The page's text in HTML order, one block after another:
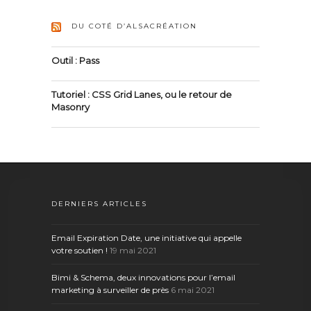
DU COTÉ D’ALSACRÉATION
Outil : Pass
Tutoriel : CSS Grid Lanes, ou le retour de
Masonry
DERNIERS ARTICLES
Email Expiration Date, une initiative qui appelle
votre soutien ! 19 mai 2021
Bimi & Schema, deux innovations pour l’email
marketing à surveiller de près 6 mai 2021